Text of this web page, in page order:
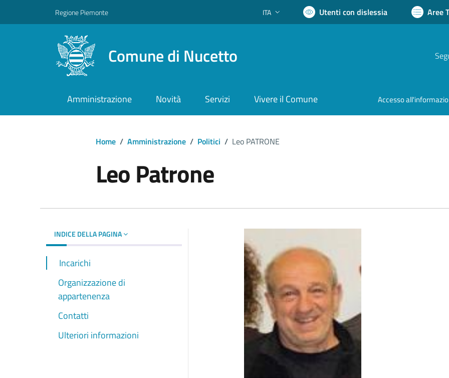
Regione Piemonte Lingua attiva:
ITA Utenti con dislessia Aree
Comune di Nucetto
Amministrazione Novità Servizi Vivere il Comune Accesso
Home / Amministrazione / Politici / Leo PATRONE
Leo Patrone
INDICE DELLA PAGINA
Incarichi
Organizzazione di
appartenenza
Contatti
Ulteriori informazioni